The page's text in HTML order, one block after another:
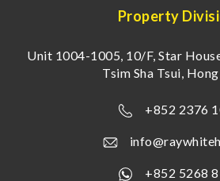
Property
Unit 1004-1005, 10/F, Star
Tsim Sha Tsui,
+852 2376
+852 5268